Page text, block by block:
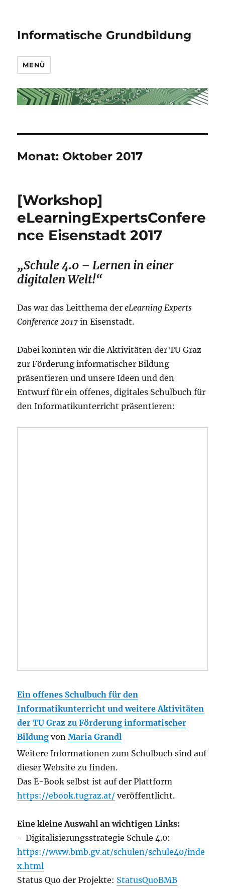
Informatische Grundbildung
MENÜ
Monat: Oktober 2017
[Workshop]
eLearningExpertsConfere
nce Eisenstadt 2017
„Schule 4.0 – Lernen in einer
digitalen Welt!“
Das war das Leitthema dereLearning Experts
Conference 2017 in Eisenstadt.
Dabei konnten wir die Aktivitäten der TU Graz
zur Förderung informatischer Bildung
präsentieren und unsere Ideen und den
Entwurf für ein offenes, digitales Schulbuch für
den Informatikunterricht präsentieren:
Ein offenes Schulbuch für den
Informatikunterricht und weitere Aktivitäten
der TU Graz zu Förderung informatischer
Bildung vonMaria Grandl
Weitere Informationen zum Schulbuch sind auf
dieser Website zu finden.
Das E-Book selbst ist auf der Plattform
https://ebook.tugraz.at/ veröffentlicht.
Eine kleine Auswahl an wichtigen Links:
– Digitalisierungsstrategie Schule 4.0:
https://www.bmb.gv.at/schulen/schule40/inde
x.html
Status Quo der Projekte: StatusQuoBMB